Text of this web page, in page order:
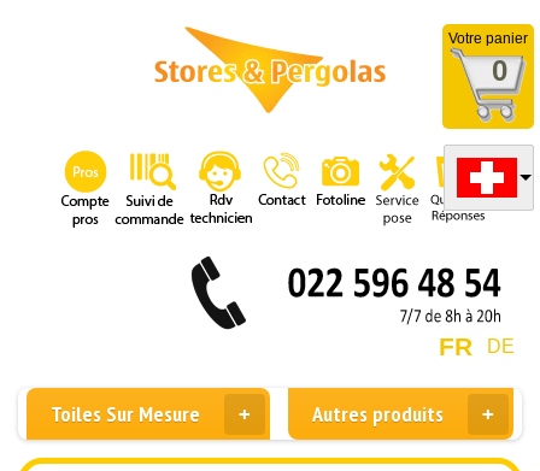
Votre panier
0
DE
FR
Toiles Sur Mesure Autres produits